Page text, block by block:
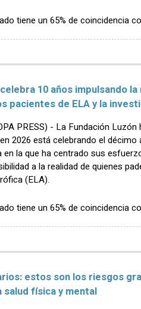
tiene un 65% de coincidencia
10 años impulsando
pacientes de ELA y la
PRESS) - La Fundación
2026 está celebrando el décimo
la que ha centrado sus
a la realidad de quienes
(ELA).
tiene un 65% de coincidencia
estos son los riesgos
física y mental